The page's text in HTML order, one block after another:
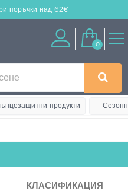
поръчки над 62€
0
продукти
КЛАСИФИКАЦИЯ